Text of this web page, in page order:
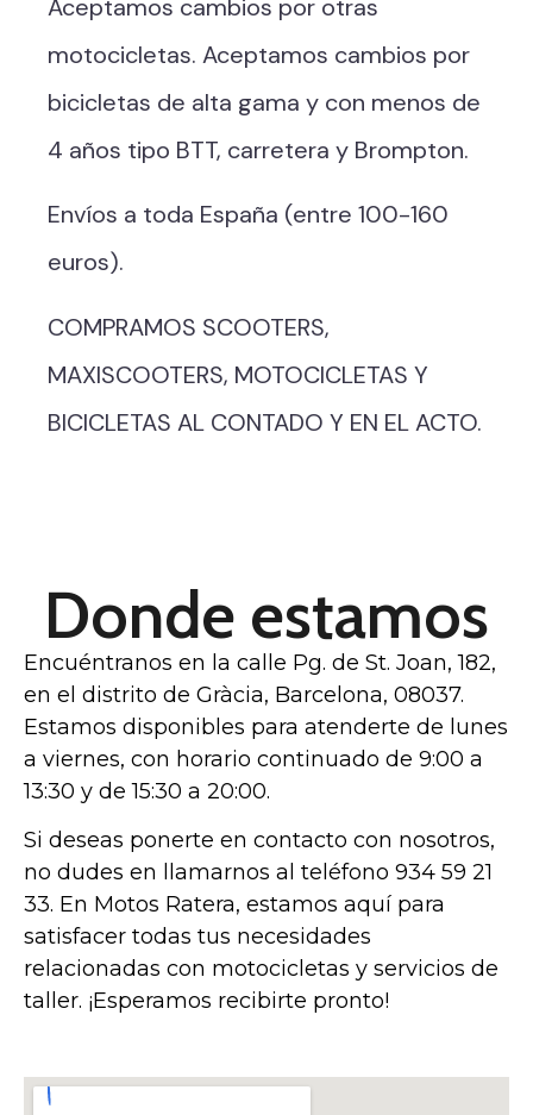
Aceptamos cambios por otras
motocicletas. Aceptamos cambios por
bicicletas de alta gama y con menos de
4 años tipo BTT, carretera y Brompton.
Envíos a toda España (entre 100-160
euros).
COMPRAMOS SCOOTERS,
MAXISCOOTERS, MOTOCICLETAS Y
BICICLETAS AL CONTADO Y EN EL ACTO.
Donde estamos
Encuéntranos en la calle Pg. de St. Joan, 182,
en el distrito de Gràcia, Barcelona, 08037.
Estamos disponibles para atenderte de lunes
a viernes, con horario continuado de 9:00 a
13:30 y de 15:30 a 20:00.
Si deseas ponerte en contacto con nosotros,
no dudes en llamarnos al teléfono 934 59 21
33. En Motos Ratera, estamos aquí para
satisfacer todas tus necesidades
relacionadas con motocicletas y servicios de
taller. ¡Esperamos recibirte pronto!